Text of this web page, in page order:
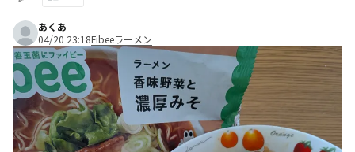
あくあ
04/20 23:18Fibeeラーメン